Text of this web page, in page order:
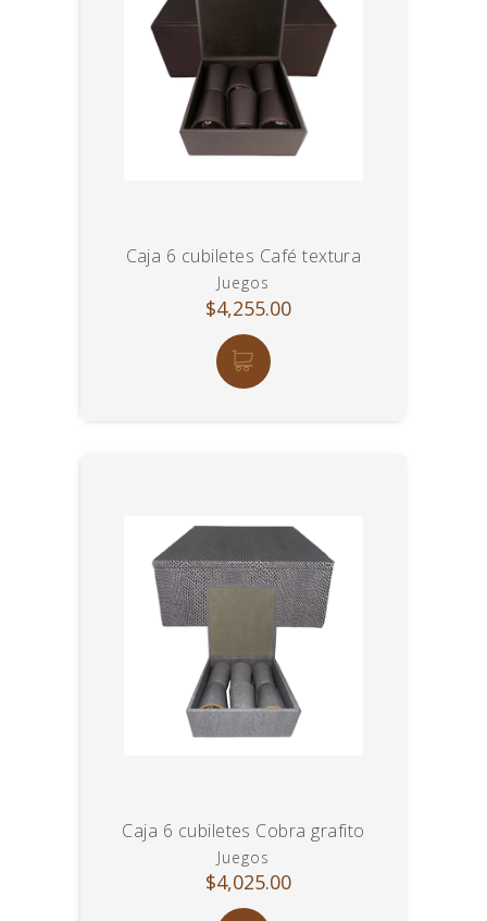
Caja 6 cubiletes Café textura
Juegos
$4,255.00
Caja 6 cubiletes Cobra grafito
Juegos
$4,025.00